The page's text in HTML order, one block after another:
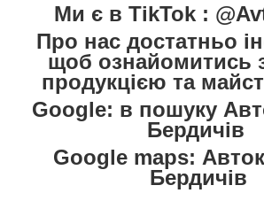
Ми є в TikTok :
Про нас достатньо
щоб ознайомитись
продукцією та
Google: в пошуку
Бердичів
Google maps:
Бердичів